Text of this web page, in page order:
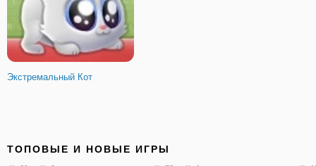
Экстремальный Кот
ТОПОВЫЕ И НОВЫЕ ИГРЫ